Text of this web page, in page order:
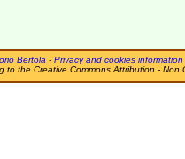
Bertola - Privacy and cookies information
to the Creative Commons Attribution - Non